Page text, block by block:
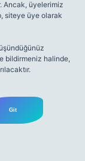
Ancak, üyelerimiz
siteye üye olarak
bildirmeniz halinde,